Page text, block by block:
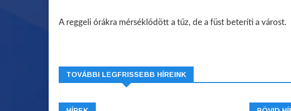
A reggeli órákra mérséklődött a tűz, de a füst beteríti a várost.
TOVÁBBI LEGFRISSEBB HÍREINK